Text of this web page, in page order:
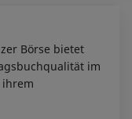
Börse bietet
im
ihrem